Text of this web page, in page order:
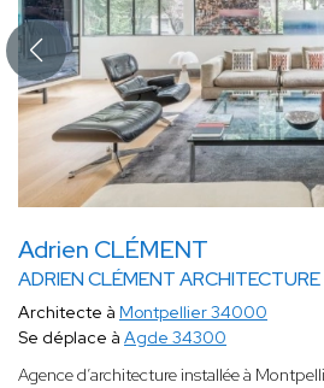
Adrien CLÉMENT
ADRIEN CLÉMENT ARCHITECTURE
Architecte à Montpellier 34000
Se déplace à Agde 34300
Agence d’architecture installée à